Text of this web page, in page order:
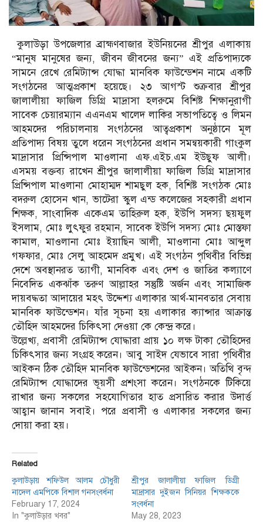
কুলাউড়া উপজেলার ব্রাহ্মণবাজার ইউনিয়নের শ্রীপুর এলাকায়
“মানুষ মানুষের জন্য, জীবন জীবনের জন্য” এই প্রতিপাদ্যকে
সামনে রেখে রেমিট্যান্স যোদ্ধা মানবিক ফাউন্ডেশন নামে একটি
সংগঠনের আত্মপ্রকাশ হয়েছে। ২৩ আগস্ট শুক্রবার শ্রীপুর
জালালীয়া ফাজিল ডিগ্রি মাদ্রাসা হলরুমে বিশিষ্ট শিক্ষানুরাগী
সাবেক চেয়ারম্যান এএনএম খালেদ লাকির সভাপতিত্বে ও লিমন
আহমদের পরিচালনায় সংগঠনের আত্বপ্রকাশ অনুষ্ঠানে মূল
প্রতিপাদ্য বিষয় তুলে ধরেন সংগঠনের প্রধান সমন্বয়কারী গাংকুল
মাদ্রাসার প্রিন্সিপাল মাওলানা এফ.এইচ.এম ইউছুফ আলী।
এসময় বক্তব্য রাখেন শ্রীপুর জালালীয়া ফাজিল ডিগ্রি মাদ্রাসার
প্রিন্সিপাল মাওলানা মোহাম্মদ শামছুল হক, বিশিষ্ট সংগঠক মোঃ
বদরুল হোসেন খান, ভাটেরা স্কুল এন্ড কলেজের সহকারী প্রধান
শিক্ষক, সাংবাদিক একেএম তাহিরুল হক, ইউপি সদস্য ছয়ফুল
ইসলাম, মোঃ লুৎফুর রহমান, সাবেক ইউপি সদস্য মোঃ মোস্তফা
কামাল, মাওলানা মোঃ ইয়াছিন আলী, মাওলানা মোঃ আব্দুল
গফফার, মোঃ সেলু আহমেদ প্রমুখ। এই সংগঠন পৃথিবীর বিভিন্ন
দেশে অবস্থানরত ত্যাগী, মানবিক এবং দেশ ও জাতির কল্যাণে
নিবেদিত একঝাঁক তরুণ আল্লাহর সন্তুষ্টি অর্জন এবং সামাজিক
দায়বদ্ধতা আদায়ের মহৎ উদ্দেশ্য এলাকার আর্থ-মানবতার সেবায়
মানবিক ফাউন্ডেশন। যাঁর সূচনা হয় এলাকার ক্যান্সার আক্রান্ত
তৌহিদ আহমদের চিকিৎসা দেওয়া কে কেন্দ্র করে।
উল্লেখ্য, প্রবাসী রেমিট্যান্স যোদ্ধারা প্রায় ১০ লক্ষ টাকা তৌহিদের
চিকিৎসার জন্য সংগ্রহ করেন। আবু সাইদ যেভাবে সারা পৃথিবীর
আইকন ঠিক তৌহিদ মানবিক ফাউন্ডেশনের আইকন। অতিথি বৃন্দ
রেমিট্যান্স যোদ্ধাদের ভূয়সী প্রশংসা করেন। সংগঠনকে টিকিয়ে
রাখার জন্য সকলের সহযোগিতার হাত প্রসারিত করার উদার্ত্ত
আহ্বান জানান সবাই। পরে প্রবাসী ও এলাকার সকলের জন্য
দোয়া করা হয়।
Related
কুলাউড়ায় শফিউল আলম চৌধুরী
নাদেল এমপিকে বিশাল গনসংবর্ধনা
February 17, 2024
In "কুলাউড়ার খবর"
শ্রীপুর জালালীয়া ফাজিল ডিগ্রী
মাদ্রাসার দুইজন সিনিয়র শিক্ষককে
সংবর্ধনা
May 28, 2023